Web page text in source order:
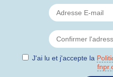
J'ai lu et j'accepte la